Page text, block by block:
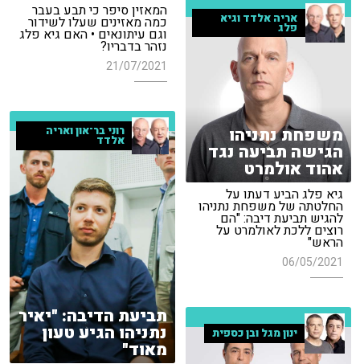
המאזין סיפר כי תבע בעבר
כמה מאזינים שעלו לשידור
וגם עיתונאים • האם גיא פלג
נזהר בדבריו?
21/07/2021
אריה אלדד וגיא
פלג
משפחת נתניהו
הגישה תביעה נגד
אהוד אולמרט
גיא פלג הביע דעתו על
החלטתה של משפחת נתניהו
להגיש תביעת דיבה: "הם
רוצים ללכת לאולמרט על
הראש"
06/05/2021
רוני בר־און ואריה
אלדד
תביעת הדיבה: "יאיר
נתניהו הגיע טעון
מאוד"
ינון מגל ובן כספית